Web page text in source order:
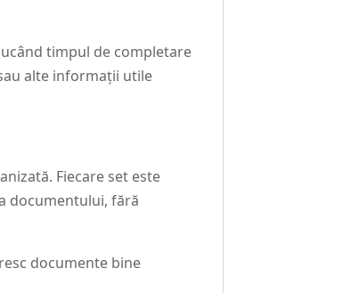
timpul de completare
alte informații utile
Fiecare set este
documentului, fără
documente bine